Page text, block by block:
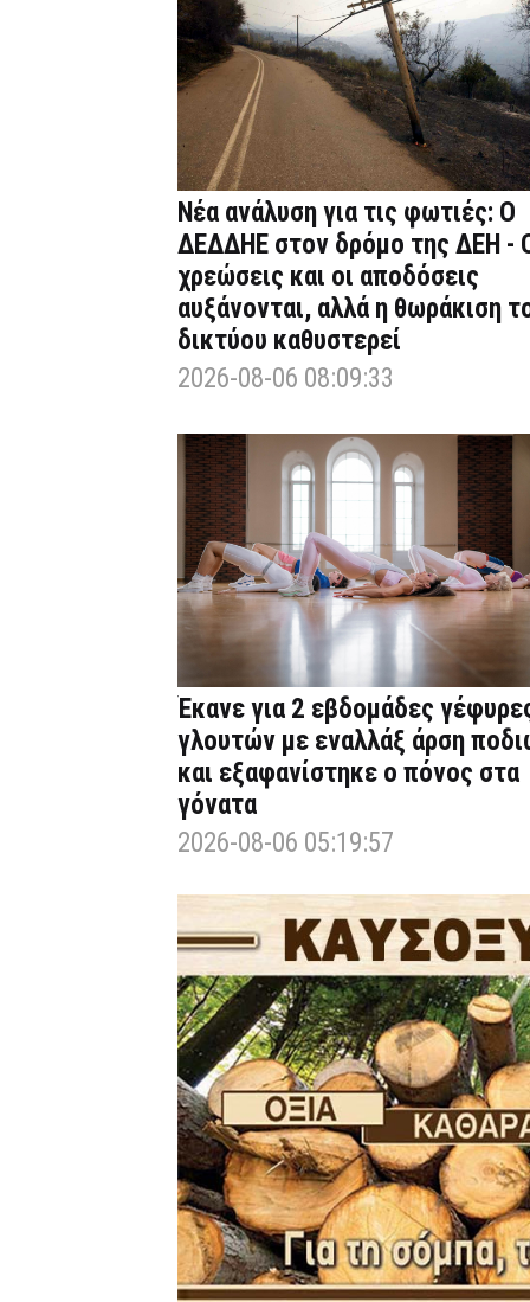
Νέα ανάλυση για τις φωτιές: Ο
ΔΕΔΔΗΕ στον δρόμο της ΔΕΗ -
χρεώσεις και οι αποδόσεις
αυξάνονται, αλλά η θωράκιση
δικτύου καθυστερεί
2026-08-06 08:09:33
Έκανε για 2 εβδομάδες
γλουτών με εναλλάξ άρση
και εξαφανίστηκε ο πόνος στα
γόνατα
2026-08-06 05:19:57